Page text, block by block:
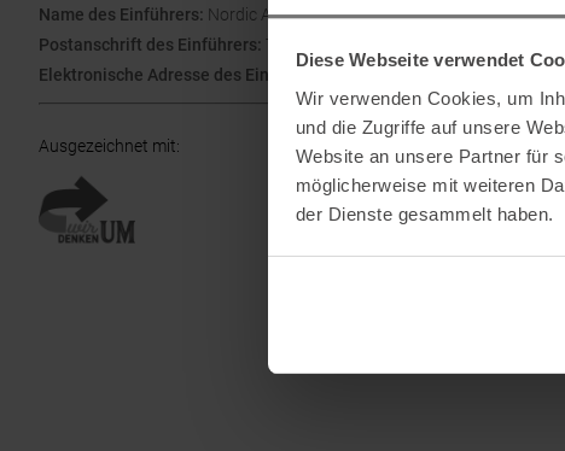
Diese Webseite verwendet
Wir verwenden Cookies, um
und die Zugriffe auf unsere
Website an unsere Partner für
möglicherweise mit weiteren
der Dienste gesammelt haben.
Name des Einführers: Nordic Active Brands Aktiebolag
Postanschrift des Einführers: Torsatan 5B , 41104 Göteborg , Sweden
Elektronische Adresse des Einführers:
Ausgezeichnet mit: